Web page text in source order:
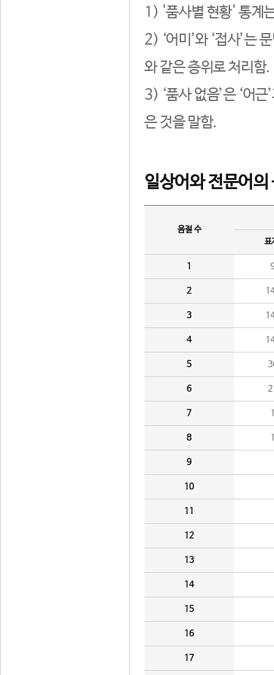
1) '품사별 현황' 통계
2) ‘어미’와 ‘접사’는
와 같은 층위로 처리함.
3) ‘품사 없음’은 ‘어
은 것을 말함.
일상어와 전문어의
음절 수
표
1
2
3
4
5
6
7
8
9
10
11
12
13
14
15
16
17